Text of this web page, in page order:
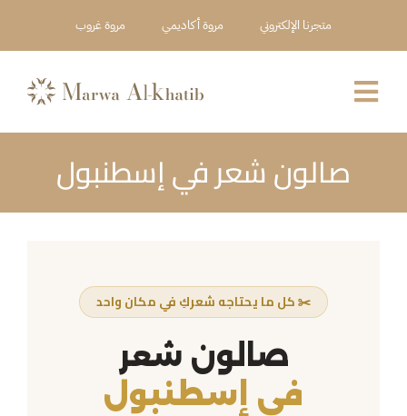
متجرنا الإلكتروني مروة أكاديمي مروة غروب
Toggle
Navigation
عن المركز
صالون شعر في إسطنبول
✂️ كل ما يحتاجه شعركِ في مكان واحد
صالون شعر
في إسطنبول